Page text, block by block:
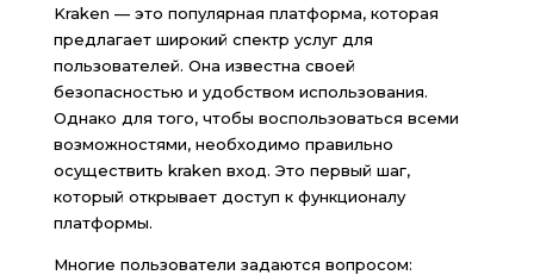
Kraken — это популярная платформа, которая
предлагает широкий спектр услуг для
пользователей. Она известна своей
безопасностью и удобством использования.
Однако для того, чтобы воспользоваться всеми
возможностями, необходимо правильно
осуществить kraken вход. Это первый шаг,
который открывает доступ к функционалу
платформы.
Многие пользователи задаются вопросом: